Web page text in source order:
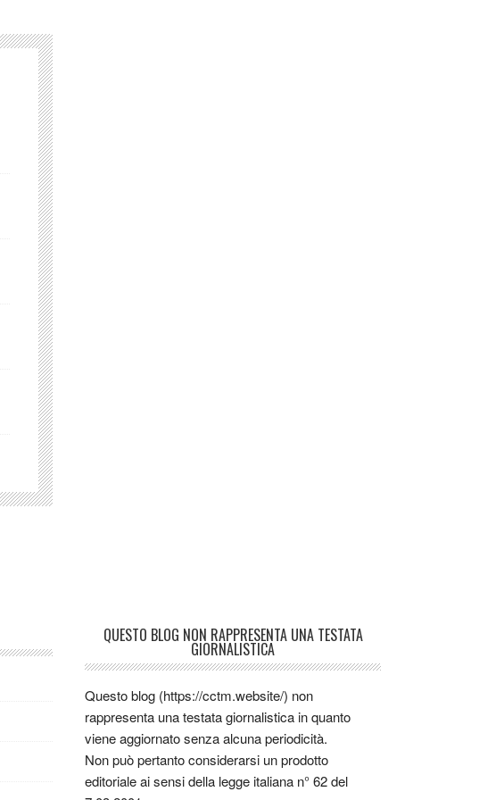
QUESTO BLOG NON RAPPRESENTA UNA TESTATA
GIORNALISTICA
Questo blog (https://cctm.website/) non
rappresenta una testata giornalistica in quanto
viene aggiornato senza alcuna periodicità.
Non può pertanto considerarsi un prodotto
editoriale ai sensi della legge italiana n° 62 del